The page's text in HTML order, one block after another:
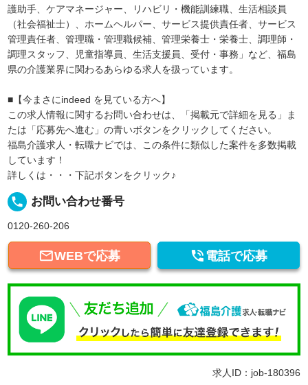
護助手、ケアマネージャー、リハビリ・機能訓練職、生活相談員
（社会福祉士）、ホームヘルパー、サービス提供責任者、サービス
管理責任者、管理職・管理職候補、管理栄養士・栄養士、調理師・
調理スタッフ、児童指導員、生活支援員、受付・事務」など、福島
県の介護業界に関わるあらゆる求人を扱っています。
■【今まさにindeed を見ている方へ】
この求人情報に関するお問い合わせは、「掲載元で詳細を見る」ま
たは「応募先へ進む」の青いボタンをクリックしてください。
福島介護求人・転職ナビでは、この条件に類似した案件を多数掲載
しています！
詳しくは・・・下記ボタンをクリック♪
local_phone お問い合わせ番号
0120-260-206
WEBで応募  電話で応募
求人ID：job-180396